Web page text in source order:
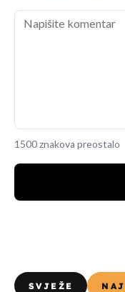
1500 znakova preostalo
SVJEŽE